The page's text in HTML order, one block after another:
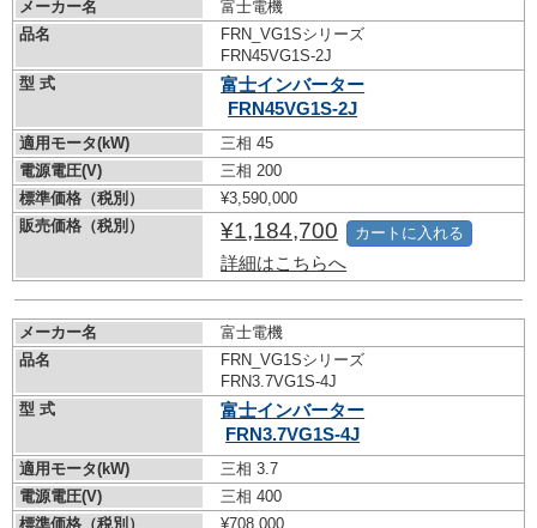
メーカー名
富士電機
品名
FRN_VG1Sシリーズ
FRN45VG1S-2J
型 式
富士インバーター
FRN45VG1S-2J
適用モータ(kW)
三相 45
電源電圧(V)
三相 200
標準価格（税別）
¥3,590,000
販売価格（税別）
¥1,184,700
詳細はこちらへ
カートに入れる
メーカー名
富士電機
品名
FRN_VG1Sシリーズ
FRN3.7VG1S-4J
型 式
富士インバーター
FRN3.7VG1S-4J
適用モータ(kW)
三相 3.7
電源電圧(V)
三相 400
標準価格（税別）
¥708,000